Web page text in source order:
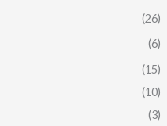
(26)
(6)
(15)
(10)
(3)